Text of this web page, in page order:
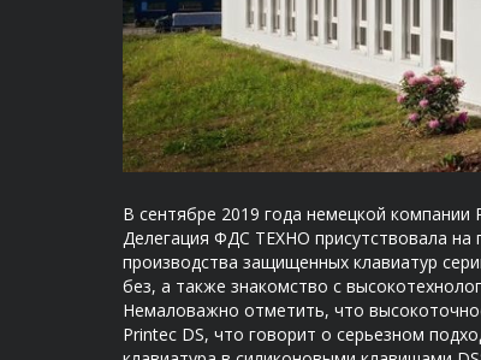
В сентябре 2019 года немецкой
Делегация ФДС ТЕХНО присутствовала
производства защищенных клавиатур
без, а также знакомство с
Немаловажно отметить, что
Printec DS, что говорит о серьезном